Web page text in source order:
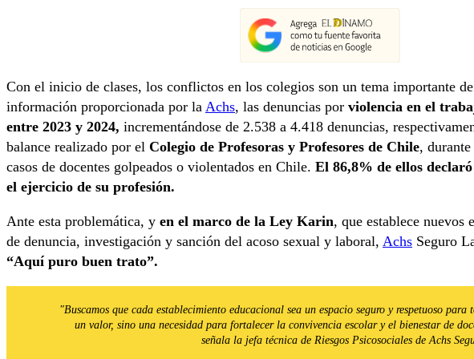
Con el inicio de clases, los conflictos en los colegios son un tema importante
información proporcionada por la Achs, las denuncias por violencia en el
entre 2023 y 2024, incrementándose de 2.538 a 4.418 denuncias,
balance realizado por el Colegio de Profesoras y Profesores de Chile,
casos de docentes golpeados o violentados en Chile. El 86,8% de ellos
el ejercicio de su profesión.
Ante esta problemática, y en el marco de la Ley Karin, que establece nuevos
de denuncia, investigación y sanción del acoso sexual y laboral, Achs Seguro
“Aquí puro buen trato”.
"Buscamos que cada establecimiento educacional sea un espacio seguro y respetuoso
un valor, sino una necesidad para fortalecer la convivencia escolar y el bienestar de
señala la jefa técnica de Riesgos Psicosociales de Achs